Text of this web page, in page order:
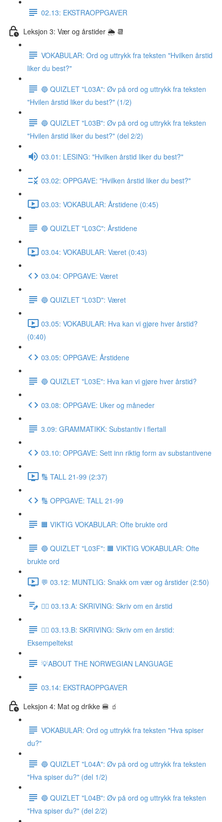
02.13: EKSTRAOPPGAVER
Leksjon 3: Vær og årstider 🌦 📆
VOKABULAR: Ord og uttrykk fra teksten "Hvilken årstid
liker du best?"
🔵 QUIZLET "L03A": Øv på ord og uttrykk fra teksten
"Hvilen årstid liker du best?" (1/2)
🔵 QUIZLET "L03B": Øv på ord og uttrykk fra teksten
"Hvilen årstid liker du best?" (del 2/2)
03.01: LESING: "Hvilken årstid liker du best?"
03.02: OPPGAVE: "Hvilken årstid liker du best?"
03.03: VOKABULAR: Årstidene (0:45)
🔵 QUIZLET "L03C": Årstidene
03.04: VOKABULAR: Været (0:43)
03.04: OPPGAVE: Været
🔵 QUIZLET "L03D": Været
03.05: VOKABULAR: Hva kan vi gjøre hver årstid?
(0:40)
03.05: OPPGAVE: Årstidene
🔵 QUIZLET "L03E": Hva kan vi gjøre hver årstid?
03.08: OPPGAVE: Uker og måneder
3.09: GRAMMATIKK: Substantiv i flertall
03.10: OPPGAVE: Sett inn riktig form av substantivene
🔢 TALL 21-99 (2:37)
🔢 OPPGAVE: TALL 21-99
🟧 VIKTIG VOKABULAR: Ofte brukte ord
🔵 QUIZLET "L03F": 🟧 VIKTIG VOKABULAR: Ofte
brukte ord
💬 03.12: MUNTLIG: Snakk om vær og årstider (2:50)
✍🏼 03.13.A: SKRIVING: Skriv om en årstid
✍🏼 03.13.B: SKRIVING: Skriv om en årstid:
Eksempeltekst
💡ABOUT THE NORWEGIAN LANGUAGE
03.14: EKSTRAOPPGAVER
Leksjon 4: Mat og drikke 🍔 🧃
VOKABULAR: Ord og uttrykk fra teksten "Hva spiser
du?"
🔵 QUIZLET "L04A": Øv på ord og uttrykk fra teksten
"Hva spiser du?" (del 1/2)
🔵 QUIZLET "L04B": Øv på ord og uttrykk fra teksten
"Hva spiser du?" (del 2/2)